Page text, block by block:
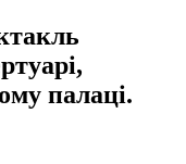
палаці.